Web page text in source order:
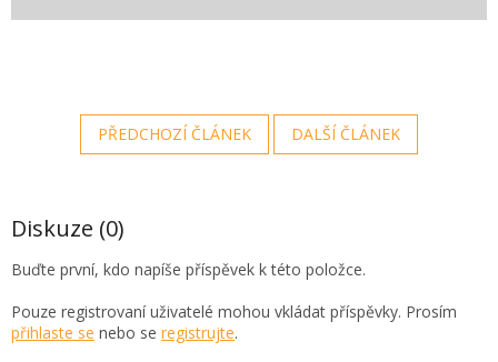
PŘEDCHOZÍ ČLÁNEK DALŠÍ ČLÁNEK
Diskuze (0)
Buďte první, kdo napíše příspěvek k této položce.
Pouze registrovaní uživatelé mohou vkládat příspěvky. Prosím
přihlaste se nebo se registrujte.